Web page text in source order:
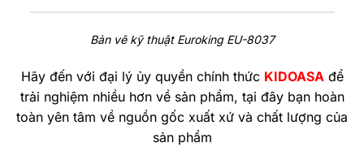
Bản vẽ kỹ thuật Euroking EU-8037
Hãy đến với đại lý ủy quyền chính thức KIDOASAđể
trải nghiệm nhiều hơn về sản phẩm, tại đây bạn hoàn
toàn yên tâm về nguồn gốc xuất xứ và chất lượng của
sản phẩm